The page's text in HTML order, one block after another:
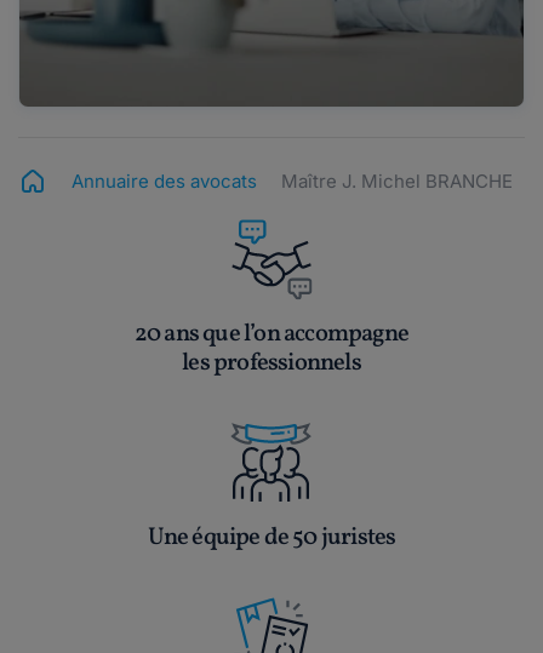
Annuaire des avocats Maître J. Michel BRANCHE
20 ans que l’on accompagne
les professionnels
Une équipe de 50 juristes